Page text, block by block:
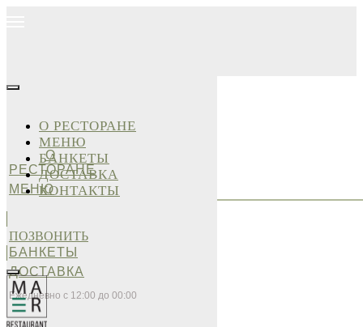
О
РЕСТОРАНЕ
МЕНЮ
БАНКЕТЫ
ДОСТАВКА
Ежедневно с 12:00 до 00:00
О РЕСТОРАНЕ
МЕНЮ
БАНКЕТЫ
ДОСТАВКА
КОНТАКТЫ
ПОЗВОНИТЬ